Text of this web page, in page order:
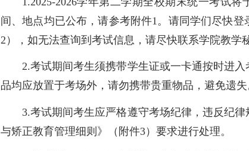
间、地点均已公布，请参考附件1。请同学们尽快
2），如无法查询到考试信息，请尽快联系学院教学
2.考试期间考生须携带学生证或一卡通按时进
品均应放置于考场外，请勿携带贵重物品，避免遗失
3.考试期间考生应严格遵守考场纪律，违反纪
与矫正教育管理细则》（附件3）要求进行处理。